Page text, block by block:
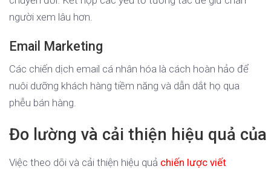
người xem lâu hơn.
Email Marketing
Các chiến dịch email cá nhân hóa là cách hoàn hảo để
nuôi dưỡng khách hàng tiềm năng và dẫn dắt họ qua
phễu bán hàng.
Đo lường và cải thiện hiệu quả
Việc theo dõi và cải thiện hiệu quả chiến lược viết